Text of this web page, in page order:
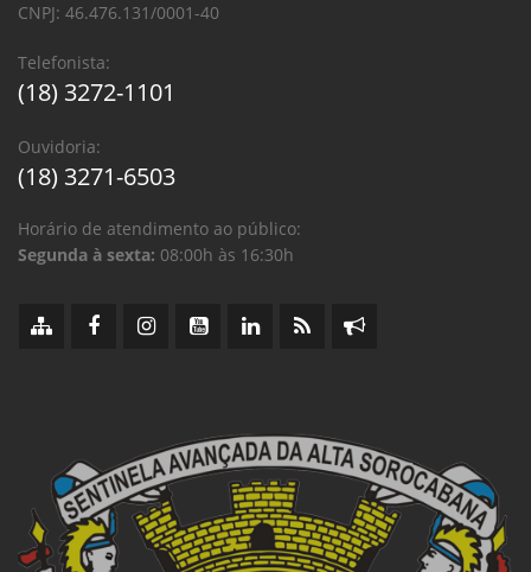
CNPJ: 46.476.131/0001-40
Telefonista:
(18) 3272-1101
Ouvidoria:
(18) 3271-6503
Horário de atendimento ao público:
Segunda à sexta: 08:00h às 16:30h